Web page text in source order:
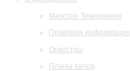
Маэстро Темирканов
Правовая информация
Оркестры
Планы залов